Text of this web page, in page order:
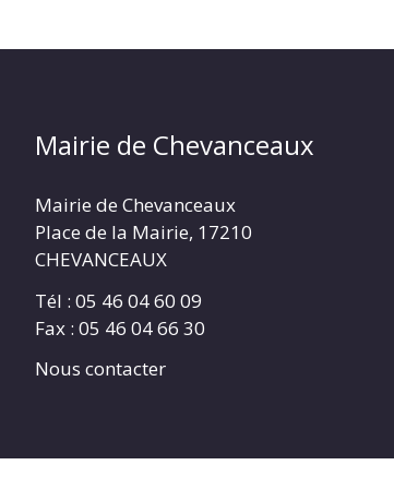
Mairie de Chevanceaux
Mairie de Chevanceaux
Place de la Mairie, 17210
CHEVANCEAUX
Tél : 05 46 04 60 09
Fax : 05 46 04 66 30
Nous contacter